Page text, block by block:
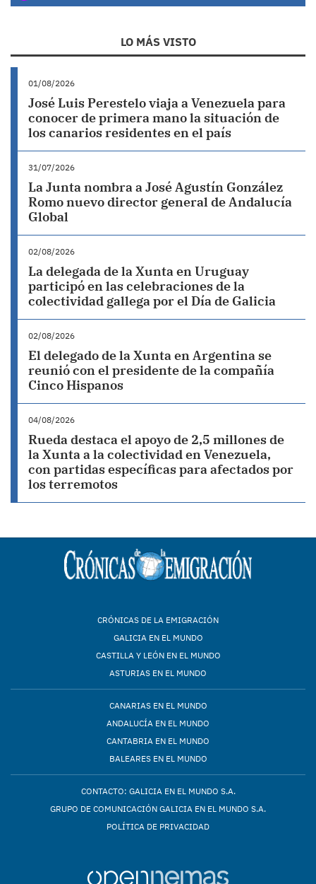
LO MÁS VISTO
01/08/2026
José Luis Perestelo viaja a Venezuela para
conocer de primera mano la situación de
los canarios residentes en el país
31/07/2026
La Junta nombra a José Agustín González
Romo nuevo director general de Andalucía
Global
02/08/2026
La delegada de la Xunta en Uruguay
participó en las celebraciones de la
colectividad gallega por el Día de Galicia
02/08/2026
El delegado de la Xunta en Argentina se
reunió con el presidente de la compañía
Cinco Hispanos
04/08/2026
Rueda destaca el apoyo de 2,5 millones de
la Xunta a la colectividad en Venezuela,
con partidas específicas para afectados por
los terremotos
CRÓNICAS DE LA EMIGRACIÓN
GALICIA EN EL MUNDO
CASTILLA Y LEÓN EN EL MUNDO
ASTURIAS EN EL MUNDO
CANARIAS EN EL MUNDO
ANDALUCÍA EN EL MUNDO
CANTABRIA EN EL MUNDO
BALEARES EN EL MUNDO
CONTACTO: GALICIA EN EL MUNDO S.A.
GRUPO DE COMUNICACIÓN GALICIA EN EL MUNDO S.A.
POLÍTICA DE PRIVACIDAD